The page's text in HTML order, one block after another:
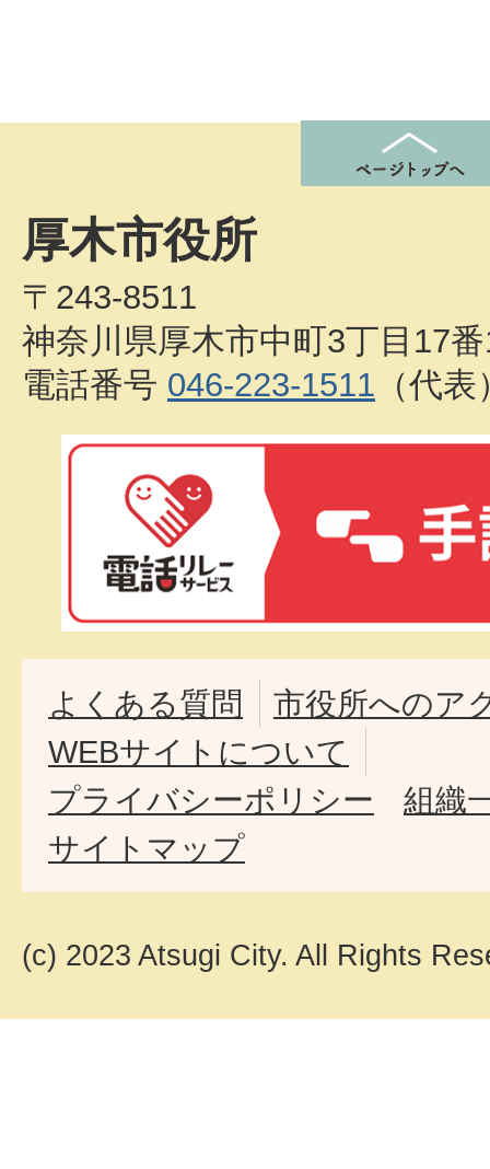
厚木市役所
〒243-8511
神奈川県厚木市中町3丁目17
電話番号 046-223-1511 （代表
よくある質問
市役所へのア
WEBサイトについて
プライバシーポリシー
組織
サイトマップ
(c) 2023 Atsugi City. All Rights